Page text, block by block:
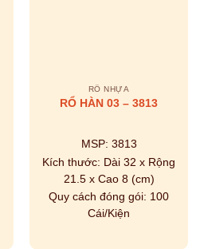
RỔ NHỰA
RỔ HÀN 03 – 3813
MSP: 3813
Kích thước: Dài 32 x Rộng
21.5 x Cao 8 (cm)
Quy cách đóng gói: 100
Cái/Kiện